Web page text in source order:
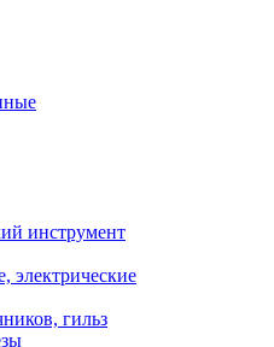
инструмент
электрические
гильз